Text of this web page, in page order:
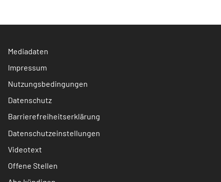
Mediadaten
Impressum
Nutzungsbedingungen
Datenschutz
Barrierefreiheitserklärung
Datenschutzeinstellungen
Videotext
Offene Stellen